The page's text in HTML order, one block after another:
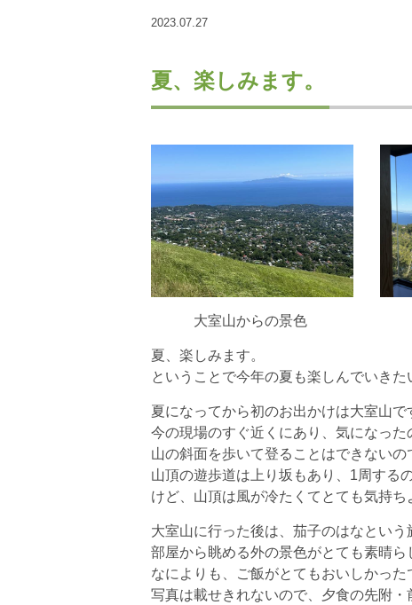
2023.07.27
夏、楽しみます。
大室山からの景色
夏、楽しみます。
ということで今年の夏も楽しんでいきた
夏になってから初のお出かけは大室山で
今の現場のすぐ近くにあり、気になった
山の斜面を歩いて登ることはできないの
山頂の遊歩道は上り坂もあり、1周する
けど、山頂は風が冷たくてとても気持ち
大室山に行った後は、茄子のはなという
部屋から眺める外の景色がとても素晴ら
なによりも、ご飯がとてもおいしかった
写真は載せきれないので、夕食の先附・